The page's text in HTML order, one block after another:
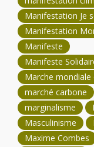
Manifestation Je
Manifestation
Manifeste
Manifeste
Marche
marché carbone
marginalisme
Masculinisme
Maxime Combes